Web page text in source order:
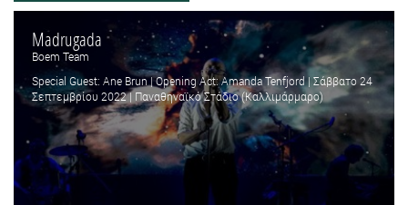
Madrugada
Boem Team
Special Guest: Ane Brun | Opening Act: Αmanda Tenfjord | Σάββατο 24
Σεπτεμβρίου 2022 | Παναθηναϊκό Στάδιο (Καλλιμάρμαρο)